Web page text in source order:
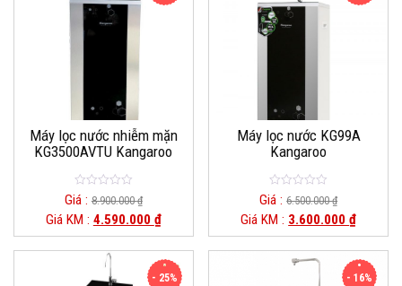
Máy lọc nước nhiễm mặn
KG3500AVTU Kangaroo
0
out
of
5
Giá : 8.900.000₫
Giá KM : 4.590.000 ₫
Máy lọc nước KG99A
Kangaroo
0
out
of
5
Giá :6.500.000₫
Giá KM : 3.600.000₫
- 25% - 16%